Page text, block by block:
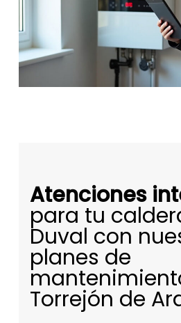
Atenciones
para tu
Duval con
planes de
Torrejón de